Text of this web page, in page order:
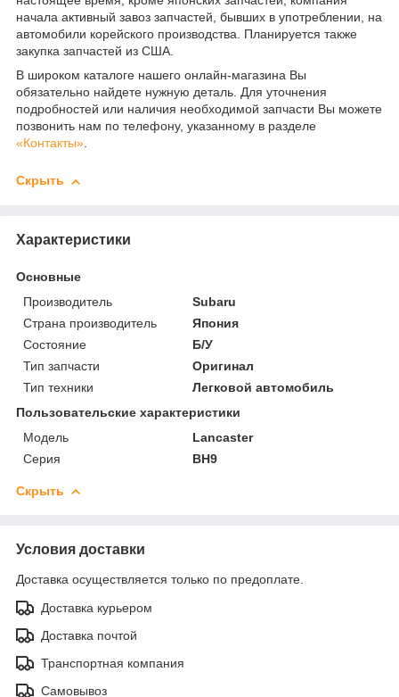
начала активный завоз запчастей, бывших в употреблении, на
автомобили корейского производства. Планируется также
закупка запчастей из США.
В широком каталоге нашего онлайн-магазина Вы
обязательно найдете нужную деталь. Для уточнения
подробностей или наличия необходимой запчасти Вы можете
позвонить нам по телефону, указанному в разделе
«Контакты».
Скрыть
Характеристики
Основные
Производитель
Subaru
Страна производитель
Япония
Состояние
Б/У
Тип запчасти
Оригинал
Тип техники
Легковой автомобиль
Пользовательские характеристики
Модель
Lancaster
Серия
BH9
Скрыть
Условия доставки
Доставка осуществляется только по предоплате.
Доставка курьером
Доставка почтой
Транспортная компания
Самовывоз